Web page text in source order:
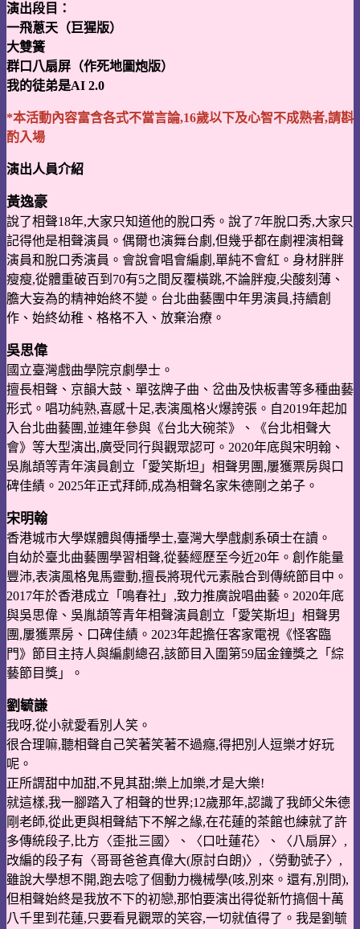
演出段目：
一飛蔥天（巨猩版）
大雙簧
群口八扇屏（作死地圖炮版）
我的徒弟是AI 2.0
*本活動內容富含各式不當言論,16歲以下及心智不成熟者,請斟
酌入場
演出人員介紹
黃逸豪
說了相聲18年,大家只知道他的脫口秀。說了7年脫口秀,大家只
記得他是相聲演員。偶爾也演舞台劇,但幾乎都在劇裡演相聲
演員和脫口秀演員。會說會唱會編劇,單純不會紅。身材胖胖
瘦瘦,從體重破百到70有5之間反覆橫跳,不論胖瘦,尖酸刻薄、
膽大妄為的精神始終不變。台北曲藝團中年男演員,持續創
作、始終幼稚、格格不入、放棄治療。
吳思偉
國立臺灣戲曲學院京劇學士。
擅長相聲、京韻大鼓、單弦牌子曲、岔曲及快板書等多種曲藝
形式。唱功純熟,喜感十足,表演風格火爆誇張。自2019年起加
入台北曲藝團,並連年參與《台北大碗茶》、《台北相聲大
會》等大型演出,廣受同行與觀眾認可。2020年底與宋明翰、
吳胤頡等青年演員創 立「愛笑斯坦」相聲男團,屢獲票房與口
碑佳績。2025年正式拜師,成為相聲名家朱德剛 之弟子。
宋明翰
香港城市大學媒體與傳播學士,臺灣大學戲劇系碩士在讀。
自幼於臺北曲藝團學習相聲,從藝經歷至今近20年。創作能量
豐沛,表演風格鬼馬靈動,擅長將現代元素融合到傳統節目中。
2017年於香港成立「鳴春社」,致力推廣說唱曲藝。2020年底
與吳思偉、吳胤頡等青年相聲演員創立「愛笑斯坦」相聲男
團,屢獲票房、口碑佳績。2023年起擔任客家電視《怪客臨
門》節目主持人與編劇總召,該節目入圍第59屆金鐘獎之「綜
藝節目獎」。
劉毓謙
我呀,從小就愛看別人笑。
很合理嘛,聽相聲自己笑著笑著不過癮,得把別人逗樂才好玩
呢。
正所謂甜中加甜,不見其甜;樂上加樂,才是大樂!
就這樣,我一腳踏入了相聲的世界;12歲那年,認識了我師父朱德
剛老師,從此更與相聲結下不解之緣,在花蓮的茶館也練就了許
多傳統段子,比方〈歪批三國〉、〈口吐蓮花〉、
〈八扇屏〉,
改編的段子有〈哥哥爸爸真偉大(原討白朗)〉,〈勞動號子〉,
雖說大學想不開,跑去唸了個動力機械學(咳,別來。還有,別問),
但相聲始終是我放不下的初戀,那怕要演出得從新竹搞個十萬
八千里到花蓮,只要看見觀眾的笑容,一切就值得了。 我是劉毓